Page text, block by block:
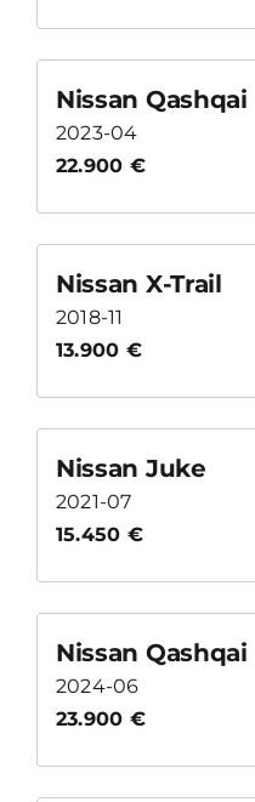
Nissan Qashqai
2023-04
22.900 €
Nissan X-Trail
2018-11
13.900 €
Nissan Juke
2021-07
15.450 €
Nissan Qashqai
2024-06
23.900 €